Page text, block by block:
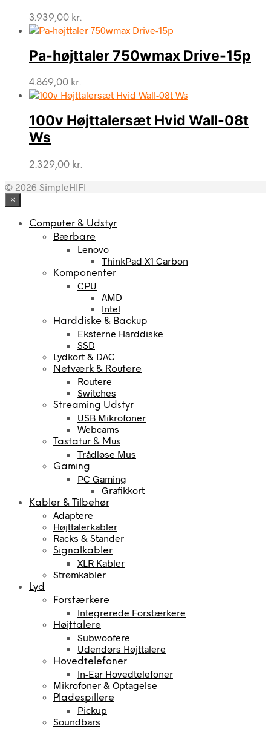
3.939,00 kr.
Pa-højttaler 750wmax Drive-15p
4.869,00 kr.
100v Højttalersæt Hvid Wall-08t
Ws
2.329,00 kr.
© 2026 SimpleHIFI
×
Computer & Udstyr
Bærbare
Lenovo
ThinkPad X1 Carbon
Komponenter
CPU
AMD
Intel
Harddiske & Backup
Eksterne Harddiske
SSD
Lydkort & DAC
Netværk & Routere
Routere
Switches
Streaming Udstyr
USB Mikrofoner
Webcams
Tastatur & Mus
Trådløse Mus
Gaming
PC Gaming
Grafikkort
Kabler & Tilbehør
Adaptere
Højttalerkabler
Racks & Stander
Signalkabler
XLR Kabler
Strømkabler
Lyd
Forstærkere
Integrerede Forstærkere
Højttalere
Subwoofere
Udendørs Højttalere
Hovedtelefoner
In-Ear Hovedtelefoner
Mikrofoner & Optagelse
Pladespillere
Pickup
Soundbars